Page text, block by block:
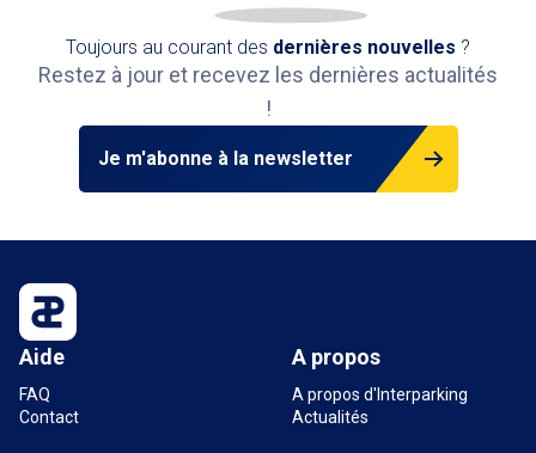
Toujours au courant des dernières nouvelles ?
Restez à jour et recevez les dernières actualités
!
Je m'abonne à la newsletter
Aide
FAQ
Contact
A propos
A propos d'Interparking
Actualités